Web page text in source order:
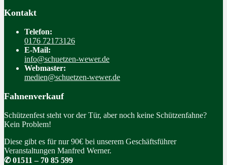
Kontakt
Telefon:
0176 72173126
E-Mail:
info@schuetzen-wewer.de
Webmaster:
medien@schuetzen-wewer.de
Fahnenverkauf
Schützenfest steht vor der Tür, aber noch keine Schützenfahne?
Kein Problem!
Diese gibt es für nur 90€ bei unserem Geschäftsführer
Veranstaltungen Manfred Werner.
✆ 01511 – 70 85 599